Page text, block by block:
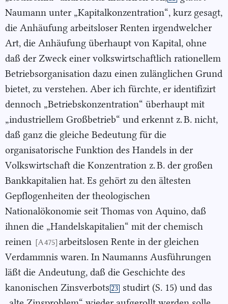
Naumann unter „Kapitalkonzentration“, kurz gesagt,
die Anhäufung arbeitsloser Renten irgendwelcher
Art, die Anhäufung überhaupt von Kapital, ohne
daß der Zweck einer volkswirtschaftlich rationellem
Betriebsorganisation dazu einen zulänglichen Grund
bietet, zu verstehen. Aber ich fürchte, er identifizirt
dennoch „Betriebskonzentration“ überhaupt mit
„industriellem Großbetrieb“ und erkennt z. B. nicht,
daß ganz die gleiche Bedeutung für die
organisatorische Funktion des Handels in der
Volkswirtschaft die Konzentration z. B. der großen
Bankkapitalien hat. Es gehört zu den ältesten
Gepflogenheiten der theologischen
Nationalökonomie seit Thomas von Aquino, daß
ihnen die „Handelskapitalien“ mit der chemisch
reinen [A 475] arbeitslosen Rente in der gleichen
Verdammnis waren. In Naumanns Ausführungen
läßt die Andeutung, daß die Geschichte des
kanonischen Zinsverbots 23 studirt (S. 15) und das